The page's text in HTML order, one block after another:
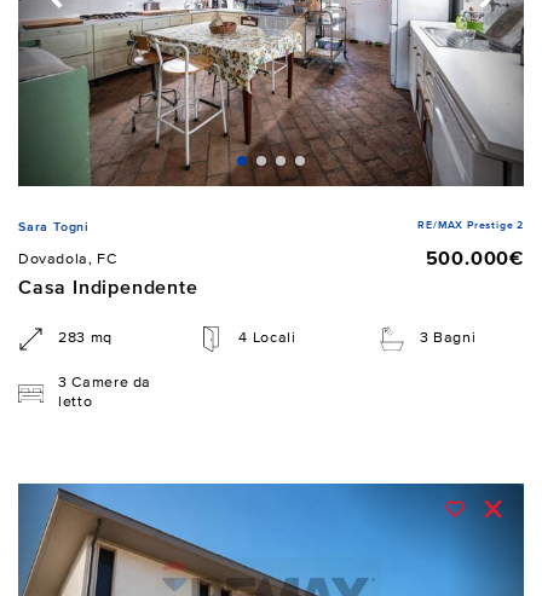
Sara Togni RE/MAX Prestige 2
Dovadola, FC
500.000€
Casa Indipendente
283 mq 4 Locali 3 Bagni
3 Camere da
letto